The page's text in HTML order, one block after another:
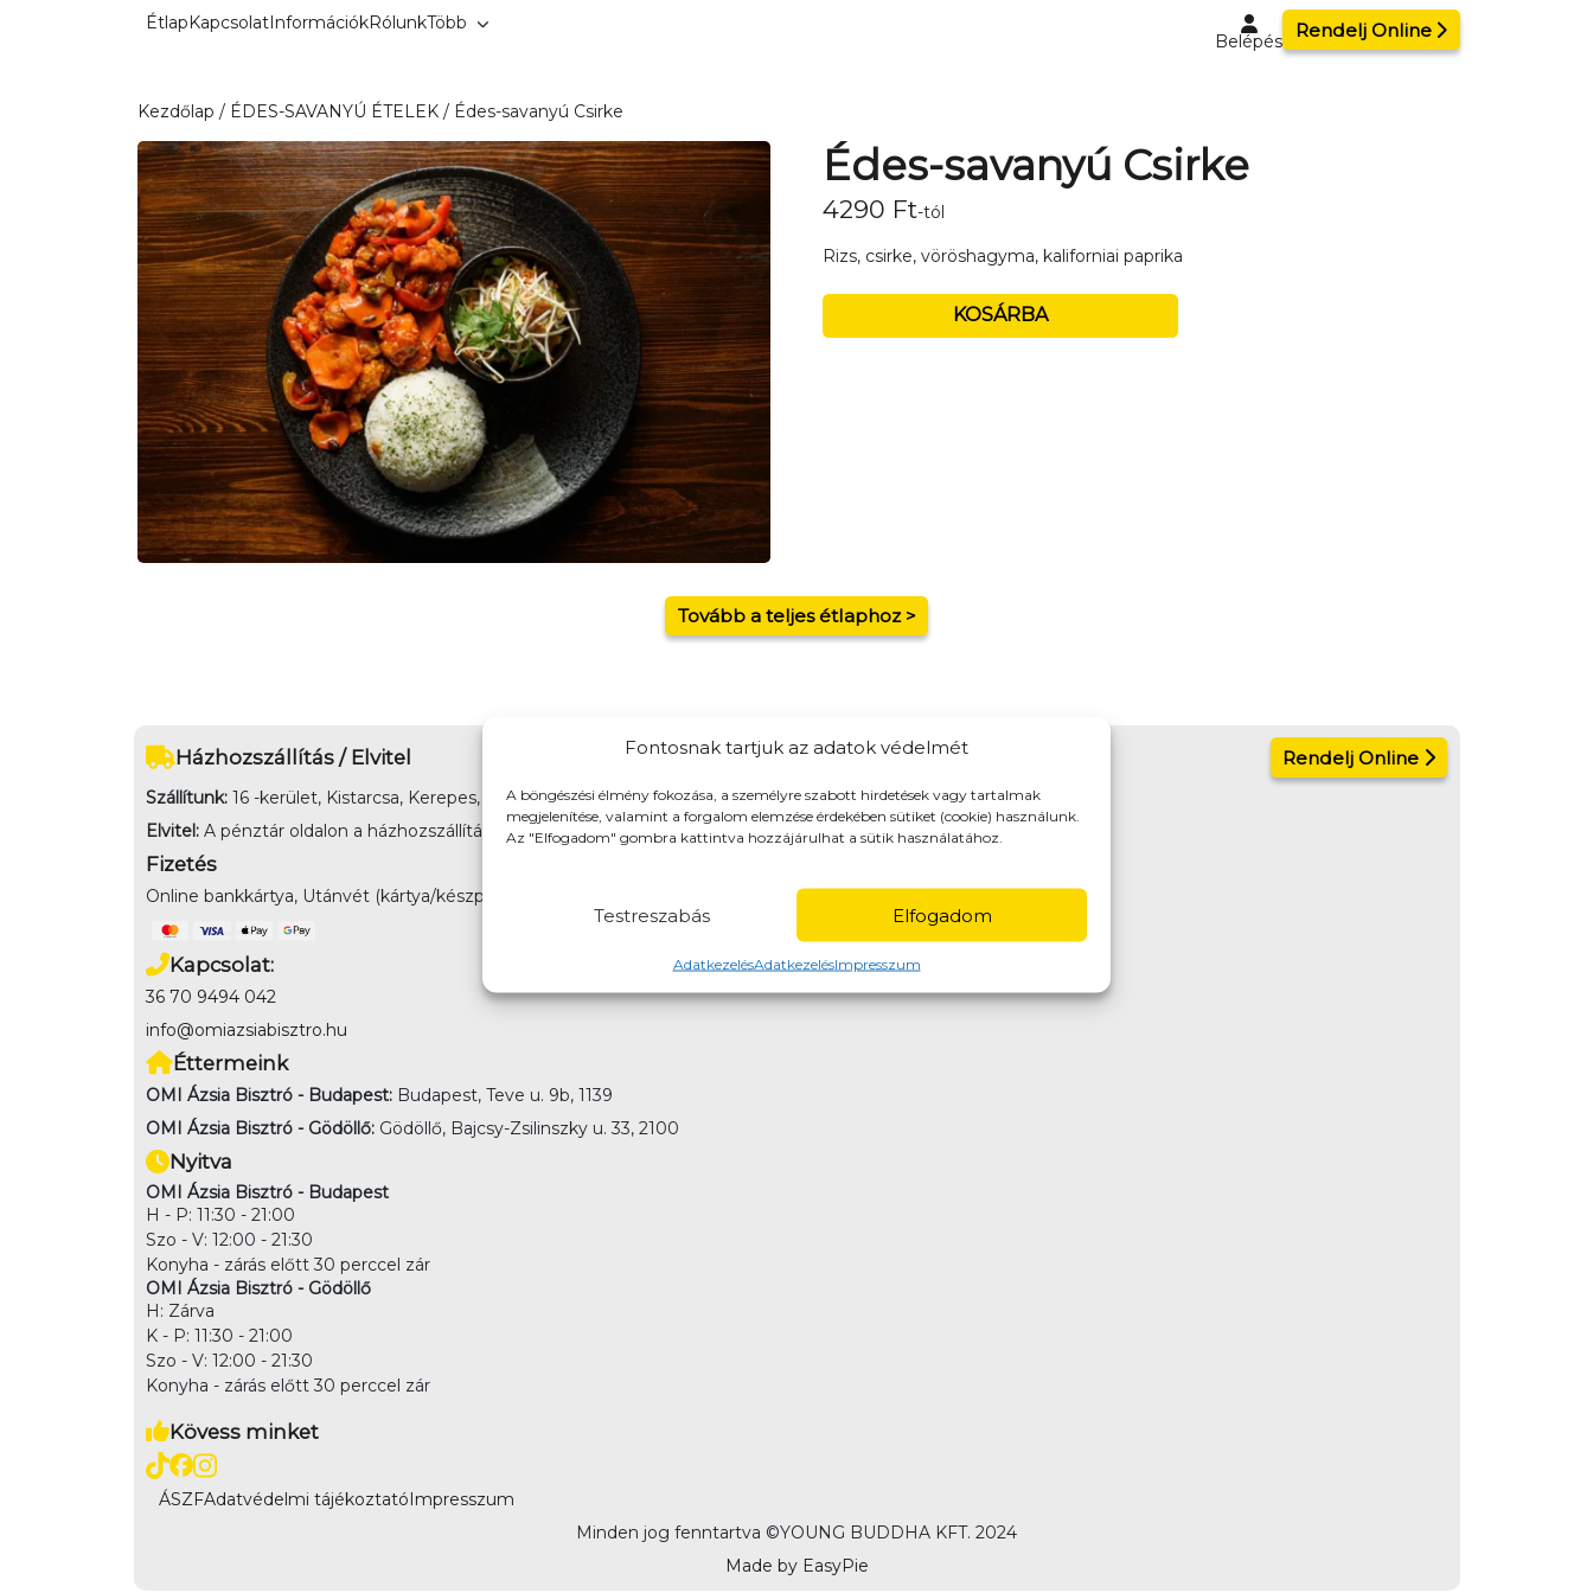
Fontosnak tartjuk az adatok védelmét
A böngészési élmény fokozása, a személyre szabott hirdetések vagy tartalmak
megjelenítése, valamint a forgalom elemzése érdekében sütiket (cookie) használunk.
Az "Elfogadom" gombra kattintva hozzájárulhat a sütik használatához.
Elfogadom
Testreszabás
AdatkezelésAdatkezelésImpresszum
ÉtlapKapcsolatInformációkRólunkTöbb
Belépés
Rendelj Online
Kezdőlap / ÉDES-SAVANYÚ ÉTELEK / Édes-savanyú Csirke
Édes-savanyú Csirke
4290 Ft-tól
Rizs, csirke, vöröshagyma, kaliforniai paprika
KOSÁRBA
Tovább a teljes étlaphoz >
Házhozszállítás / Elvitel Rendelj Online
Szállítunk: 16 -kerület, Kistarcsa, Kerepes, Mogyoród, Gödöllő
Elvitel: A pénztár oldalon a házhozszállítás mellett elvitel opciót is választhatsz!
Fizetés
Online bankkártya, Utánvét (kártya/készpénz az étel átvételekor)
Kapcsolat:
36 70 9494 042
info@omiazsiabisztro.hu
Éttermeink
OMI Ázsia Bisztró - Budapest: Budapest, Teve u. 9b, 1139
OMI Ázsia Bisztró - Gödöllő: Gödöllő, Bajcsy-Zsilinszky u. 33, 2100
Nyitva
OMI Ázsia Bisztró - Budapest
H - P: 11:30 - 21:00
Szo - V: 12:00 - 21:30
Konyha - zárás előtt 30 perccel zár
OMI Ázsia Bisztró - Gödöllő
H: Zárva
K - P: 11:30 - 21:00
Szo - V: 12:00 - 21:30
Konyha - zárás előtt 30 perccel zár
Kövess minket
ÁSZFAdatvédelmi tájékoztatóImpresszum
Minden jog fenntartva ©YOUNG BUDDHA KFT. 2024
Made by EasyPie